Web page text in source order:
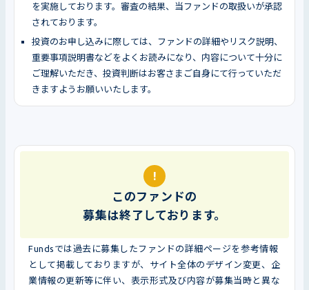
を実施しております。審査の結果、当ファンドの取扱いが承認
されております。
投資のお申し込みに際しては、ファンドの詳細やリスク説明、
重要事項説明書などをよくお読みになり、内容について十分に
ご理解いただき、投資判断はお客さまご自身にて行っていただ
きますようお願いいたします。
!
このファンドの
募集は終了しております。
Fundsでは過去に募集したファンドの詳細ページを参考情報
として掲載しておりますが、サイト全体のデザイン変更、企
業情報の更新等に伴い、表示形式及び内容が募集当時と異な